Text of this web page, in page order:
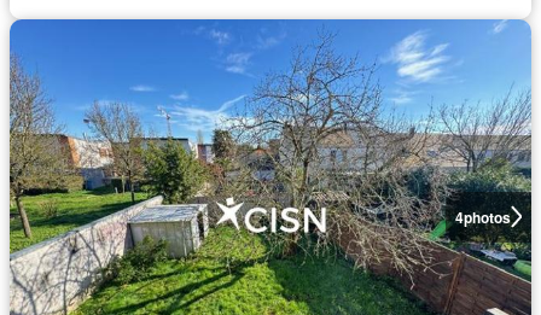
4photos